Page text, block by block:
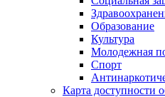
Образование
Культура
Молодежная
Спорт
Карта доступности